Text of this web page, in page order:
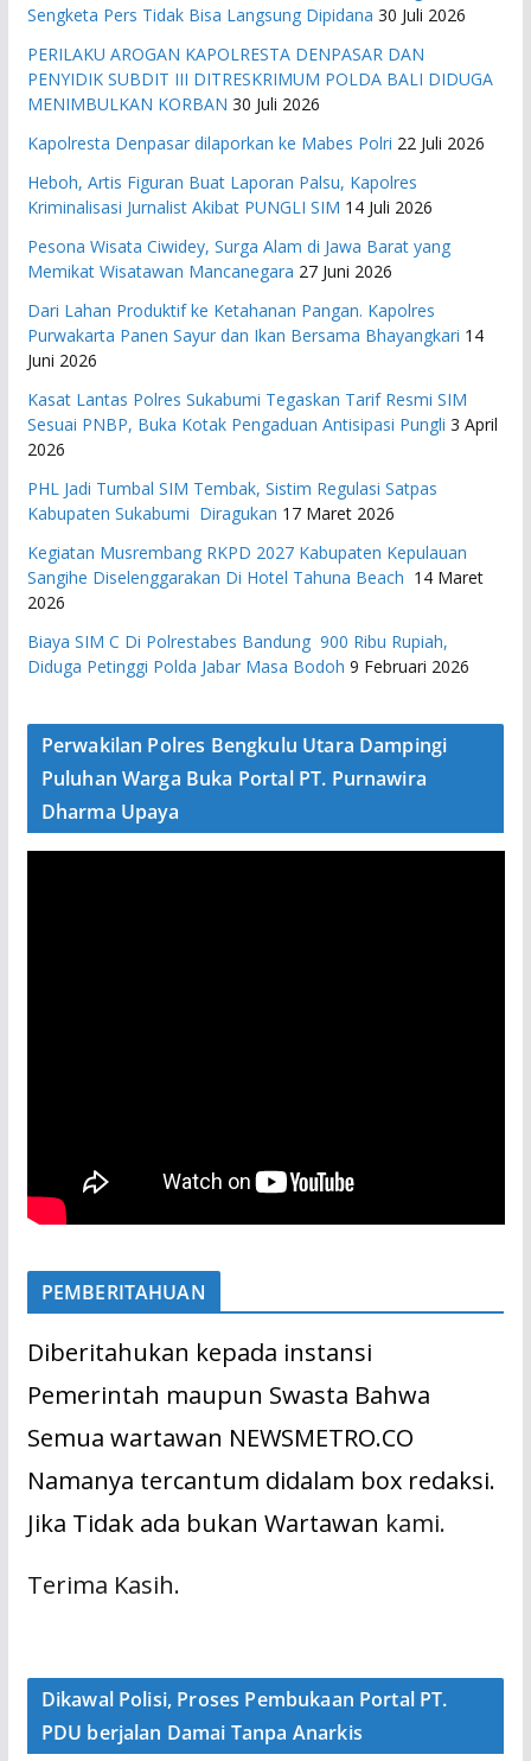
Sengketa Pers Tidak Bisa Langsung Dipidana 30 Juli 2026
PERILAKU AROGAN KAPOLRESTA DENPASAR DAN
PENYIDIK SUBDIT III DITRESKRIMUM POLDA BALI DIDUGA
MENIMBULKAN KORBAN 30 Juli 2026
Kapolresta Denpasar dilaporkan ke Mabes Polri 22 Juli 2026
Heboh, Artis Figuran Buat Laporan Palsu, Kapolres
Kriminalisasi Jurnalist Akibat PUNGLI SIM 14 Juli 2026
Pesona Wisata Ciwidey, Surga Alam di Jawa Barat yang
Memikat Wisatawan Mancanegara 27 Juni 2026
Dari Lahan Produktif ke Ketahanan Pangan. Kapolres
Purwakarta Panen Sayur dan Ikan Bersama Bhayangkari 14
Juni 2026
Kasat Lantas Polres Sukabumi Tegaskan Tarif Resmi SIM
Sesuai PNBP, Buka Kotak Pengaduan Antisipasi Pungli 3 April
2026
PHL Jadi Tumbal SIM Tembak, Sistim Regulasi Satpas
Kabupaten Sukabumi Diragukan 17 Maret 2026
Kegiatan Musrembang RKPD 2027 ​Kabupaten Kepulauan
Sangihe Diselenggarakan Di Hotel Tahuna Beach 14 Maret
2026
Biaya SIM C Di Polrestabes Bandung 900 Ribu Rupiah,
Diduga Petinggi Polda Jabar Masa Bodoh 9 Februari 2026
Perwakilan Polres Bengkulu Utara Dampingi
Puluhan Warga Buka Portal PT. Purnawira
Dharma Upaya
PEMBERITAHUAN
Diberitahukan kepada instansi
Pemerintah maupun Swasta Bahwa
Semua wartawan NEWSMETRO.CO
Namanya tercantum didalam box redaksi.
Jika Tidak ada bukan Wartawan kami.
Terima Kasih.
Dikawal Polisi, Proses Pembukaan Portal PT.
PDU berjalan Damai Tanpa Anarkis